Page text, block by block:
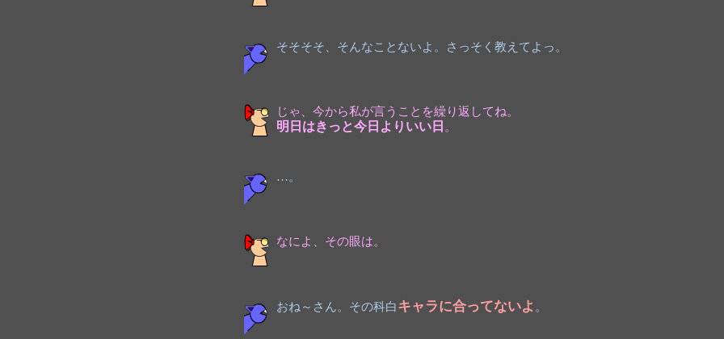
そそそそ、そんなことないよ。さっそく教えてよっ。
じゃ、今から私が言うことを繰り返してね。
明日はきっと今日よりいい日 。
…。
なによ、その眼は。
おね～さん。その科白キャラに合ってないよ 。